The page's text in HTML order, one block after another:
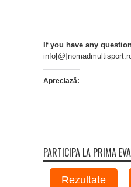
If you have any
Apreciază:
PARTICIPA LA PRIMA
Rezultate